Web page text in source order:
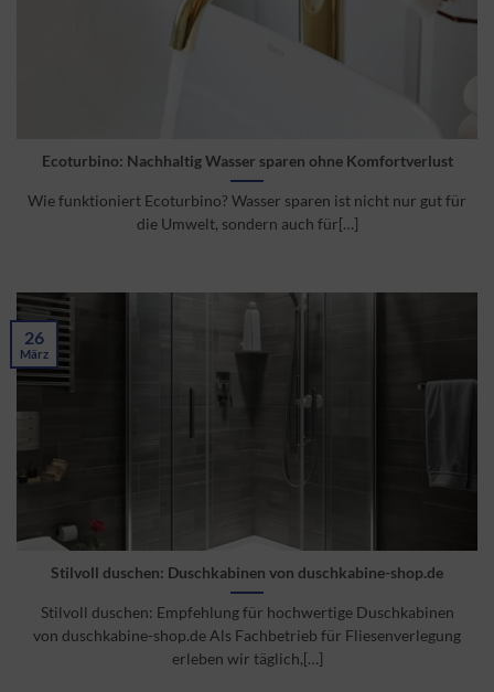
Ecoturbino: Nachhaltig Wasser sparen ohne Komfortverlust
Wie funktioniert Ecoturbino? Wasser sparen ist nicht nur gut für
die Umwelt, sondern auch für[…]
Stilvoll duschen: Duschkabinen von duschkabine-shop.de
Stilvoll duschen: Empfehlung für hochwertige Duschkabinen
von duschkabine-shop.de Als Fachbetrieb für Fliesenverlegung
erleben wir täglich,[…]
26
März